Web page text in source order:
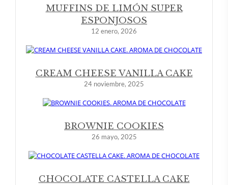
MUFFINS DE LIMÓN SUPER
ESPONJOSOS
12 enero, 2026
CREAM CHEESE VANILLA CAKE
24 noviembre, 2025
BROWNIE COOKIES
26 mayo, 2025
CHOCOLATE CASTELLA CAKE